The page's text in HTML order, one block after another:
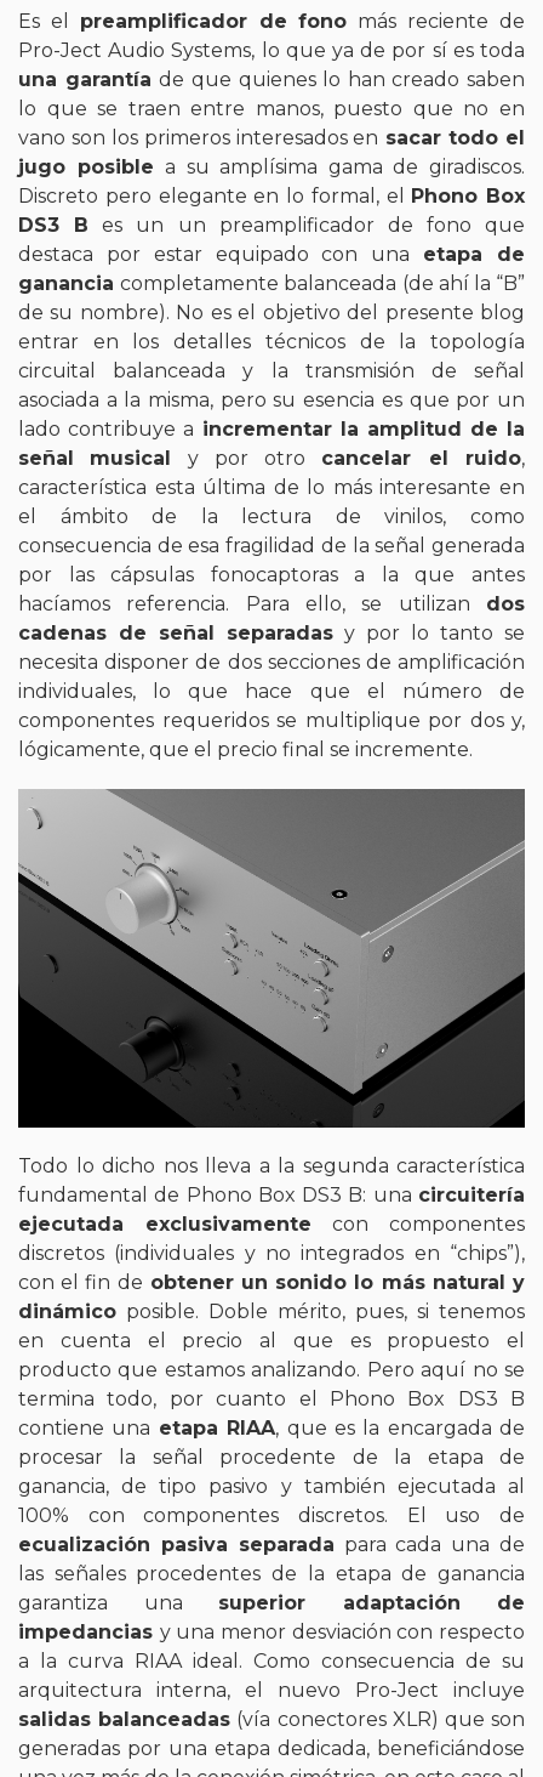
Es el preamplificador de fono más reciente de
Pro-Ject Audio Systems, lo que ya de por sí es toda
una garantíade que quienes lo han creado saben
lo que se traen entre manos, puesto que no en
vano son los primeros interesadosen sacar todo el
jugo posiblea su amplísima gama de giradiscos.
Discreto pero elegante en lo formal, el Phono Box
DS3 B es un un preamplificador de fono que
destaca por estar equipado con una etapa de
gananciacompletamente balanceada (de ahí la “B”
de su nombre). No es el objetivo del presente blog
entrar en los detalles técnicos de la topología
circuital balanceada y la transmisión de señal
asociada a la misma, pero su esencia es que por un
lado contribuye a incrementar la amplitud de la
señal
musical y por otro cancelar el ruido,
característica esta última de lo más interesante en
el ámbito de la lectura de vinilos, como
consecuencia de esa fragilidad de la señal generada
por las cápsulas fonocaptoras a la que antes
hacíamos referencia. Para ello, se utilizan dos
cadenas de señal separadas y por lo tanto se
necesita disponer de dos secciones de amplificación
individuales, lo que hace que el número de
componentes requeridos se multiplique por dos y,
lógicamente, que el precio final se incremente.
Todo lo dicho nos lleva a la segunda característica
fundamental de Phono Box DS3 B: una circuitería
ejecutada exclusivamente con componentes
discretos (individuales y no integrados en “chips”),
con el fin de obtener un sonido lo más natural y
dinámico posible. Doble mérito, pues, si tenemos
en cuenta el precio al que es propuesto el
producto que estamos analizando. Pero aquí no se
termina todo, por cuanto el Phono Box DS3 B
contiene una etapa RIAA, que es la encargada de
procesar la señal procedente de la etapa de
ganancia, de tipo pasivo y también ejecutada al
100% con componentes discretos. El uso de
ecualización pasiva separada para cada una de
las señales procedentes de la etapa de ganancia
garantiza una superior adaptación de
impedancias y una menor desviación con respecto
a la curva RIAA ideal. Como consecuencia de su
arquitectura interna, el nuevo Pro-Ject incluye
salidas balanceadas (vía conectores XLR) que son
generadas por una etapa dedicada, beneficiándose